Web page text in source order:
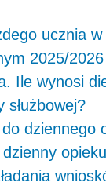
ucznia
2025/2026
Ile wynosi
służbowej?
dziennego